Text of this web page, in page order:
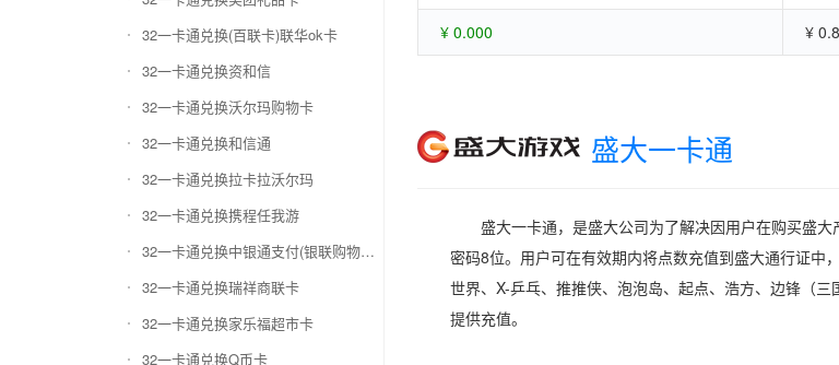
32一卡通兑换(百联卡)联华ok卡
32一卡通兑换资和信
32一卡通兑换沃尔玛购物卡
32一卡通兑换和信通
32一卡通兑换拉卡拉沃尔玛
32一卡通兑换携程任我游
32一卡通兑换中银通支付(银联购物卡)
32一卡通兑换瑞祥商联卡
32一卡通兑换家乐福超市卡
32一卡通兑换Q币卡
¥ 0.000 ¥
盛大一卡通
盛大一卡通，是盛大公司为了解决因用户在购买盛
密码8位。用户可在有效期内将点数充值到盛大通行证中
世界、X-乒乓、推推侠、泡泡岛、起点、浩方、边锋（
提供充值。